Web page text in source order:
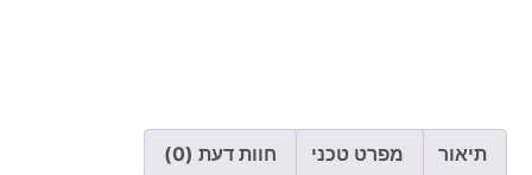
תיאור מפרט טכני חוות דעת (0)